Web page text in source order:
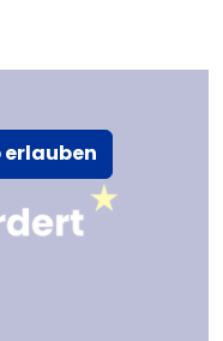
erlauben